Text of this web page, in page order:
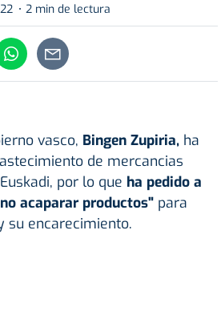
2 min de lectura
vasco, Bingen Zupiria, ha
de mercancias
por lo que ha pedido a
acaparar productos" para
su encarecimiento.